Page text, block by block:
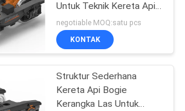
Untuk Teknik Kereta Api /
Kendaraan Pembersihan
Terowongan
negotiable MOQ:satu pcs
KONTAK
Struktur Sederhana
Kereta Api Bogie
Kerangka Las Untuk